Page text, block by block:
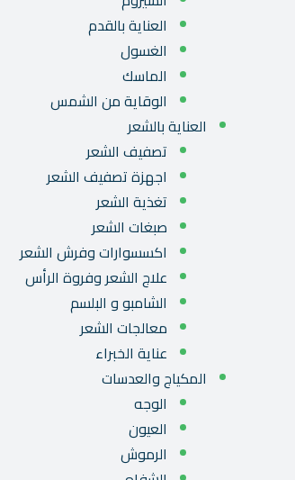
العناية بالقدم
الغسول
الماسك
الوقاية من الشمس
العناية بالشعر
تصفيف الشعر
اجهزة تصفيف الشعر
تغذية الشعر
صبغات الشعر
اكسسوارات وفرش الشعر
علاج الشعر وفروة الرأس
الشامبو و البلسم
معالجات الشعر
عناية الخبراء
المكياج والعدسات
الوجه
العيون
الرموش